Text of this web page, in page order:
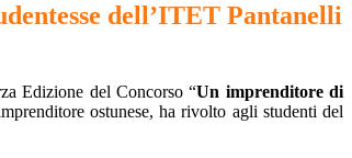
dell’ITET Pantanelli
Edizione del Concorso “Un imprenditore di
ostunese, ha rivolto agli studenti del